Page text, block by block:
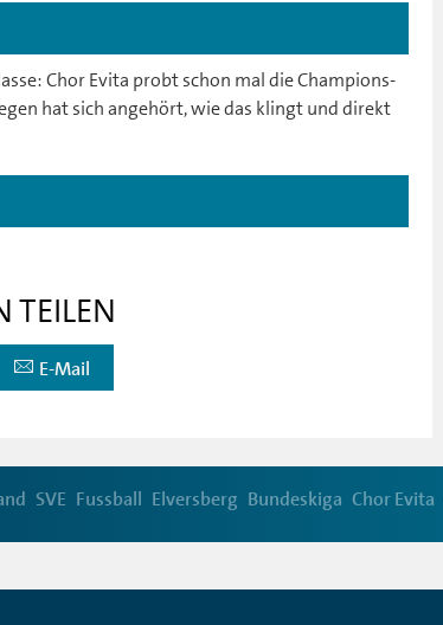
Chor Evita probt schon mal die Champions-
hat sich angehört, wie das klingt und direkt
TEILEN
E-Mail
SVE Fussball Elversberg Bundeskiga Chor Evita